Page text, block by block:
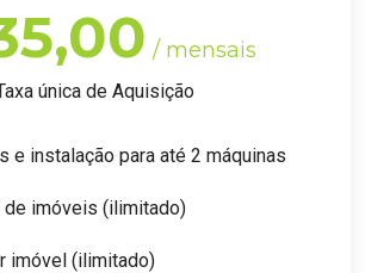
/ mensais
única de Aquisição
e instalação para até 2 máquinas
de imóveis (ilimitado)
imóvel (ilimitado)